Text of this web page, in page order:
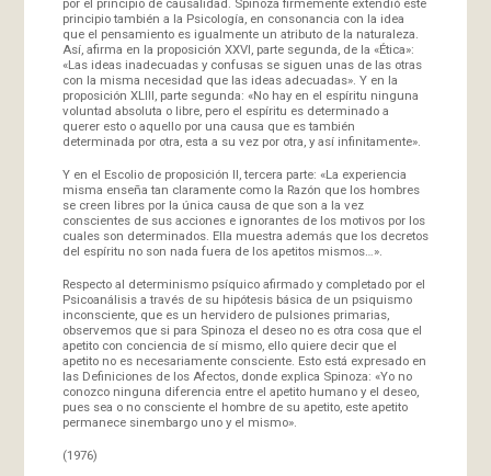
principio también a la Psicología, en consonancia con la idea
que el pensamiento es igualmente un atributo de la naturaleza.
Así, afirma en la proposición XXVI, parte segunda, de la «Ética»:
«Las ideas inadecuadas y confusas se siguen unas de las otras
con la misma necesidad que las ideas adecuadas». Y en la
proposición XLIII, parte segunda: «No hay en el espíritu ninguna
voluntad absoluta o libre, pero el espíritu es determinado a
querer esto o aquello por una causa que es también
determinada por otra, esta a su vez por otra, y así infinitamente».
Y en el Escolio de proposición II, tercera parte: «La experiencia
misma enseña tan claramente como la Razón que los hombres
se creen libres por la única causa de que son a la vez
conscientes de sus acciones e ignorantes de los motivos por los
cuales son determinados. Ella muestra además que los decretos
del espíritu no son nada fuera de los apetitos mismos…».
Respecto al determinismo psíquico afirmado y completado por el
Psicoanálisis a través de su hipótesis básica de un psiquismo
inconsciente, que es un hervidero de pulsiones primarias,
observemos que si para Spinoza el deseo no es otra cosa que el
apetito con conciencia de sí mismo, ello quiere decir que el
apetito no es necesariamente consciente. Esto está expresado en
las Definiciones de los Afectos, donde explica Spinoza: «Yo no
conozco ninguna diferencia entre el apetito humano y el deseo,
pues sea o no consciente el hombre de su apetito, este apetito
permanece sinembargo uno y el mismo».
(1976)